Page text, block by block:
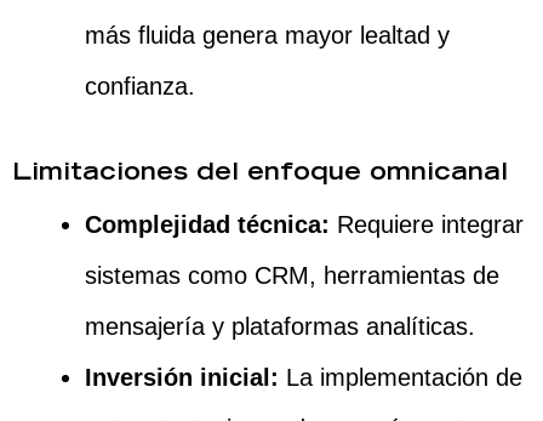
más fluida genera mayor lealtad y
confianza.
Limitaciones del enfoque omnicanal
Complejidad técnica: Requiere integrar
sistemas como CRM, herramientas de
mensajería y plataformas analíticas.
Inversión inicial: La implementación de